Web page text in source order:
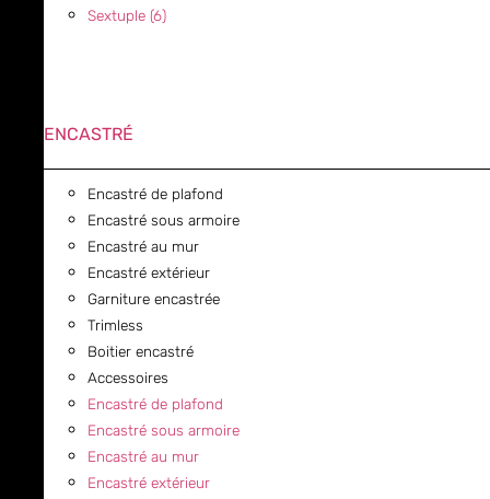
Sextuple (6)
ENCASTRÉ
Encastré de plafond
Encastré sous armoire
Encastré au mur
Encastré extérieur
Garniture encastrée
Trimless
Boitier encastré
Accessoires
Encastré de plafond
Encastré sous armoire
Encastré au mur
Encastré extérieur